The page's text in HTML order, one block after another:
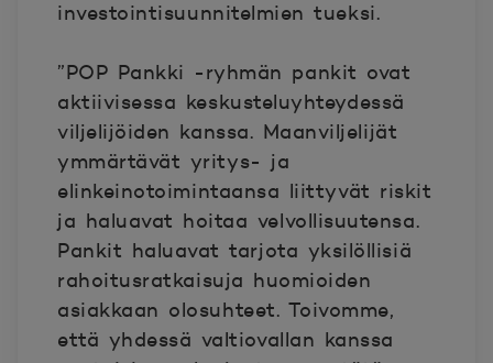
investointisuunnitelmien tueksi.
”POP Pankki -ryhmän pankit ovat
aktiivisessa keskusteluyhteydessä
viljelijöiden kanssa. Maanviljelijät
ymmärtävät yritys- ja
elinkeinotoimintaansa liittyvät riskit
ja haluavat hoitaa velvollisuutensa.
Pankit haluavat tarjota yksilöllisiä
rahoitusratkaisuja huomioiden
asiakkaan olosuhteet. Toivomme,
että yhdessä valtiovallan kanssa